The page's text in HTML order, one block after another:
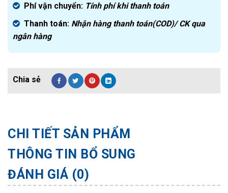
Phí vận chuyển: Tính phí khi thanh toán
Thanh toán: Nhận hàng thanh toán(COD)/ CK qua
ngân hàng
CHI TIẾT SẢN PHẨM
THÔNG TIN BỔ SUNG
ĐÁNH GIÁ (0)